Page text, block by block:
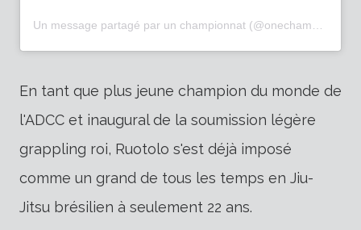
En tant que plus jeune champion du monde de
l'ADCC et inaugural de la soumission légère
grappling roi, Ruotolo s'est déjà imposé
comme un grand de tous les temps en Jiu-
Jitsu brésilien à seulement 22 ans.